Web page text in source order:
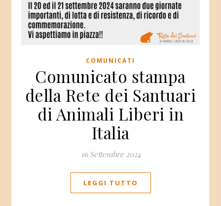
COMUNICATI
Comunicato stampa
della Rete dei Santuari
di Animali Liberi in
Italia
16 Settembre 2024
LEGGI TUTTO